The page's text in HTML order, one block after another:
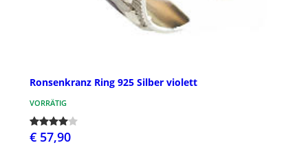
Ronsenkranz Ring 925 Silber violett
VORRÄTIG
€ 57,90